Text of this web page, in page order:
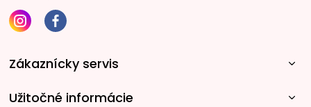
Zákaznícky servis
Užitočné informácie